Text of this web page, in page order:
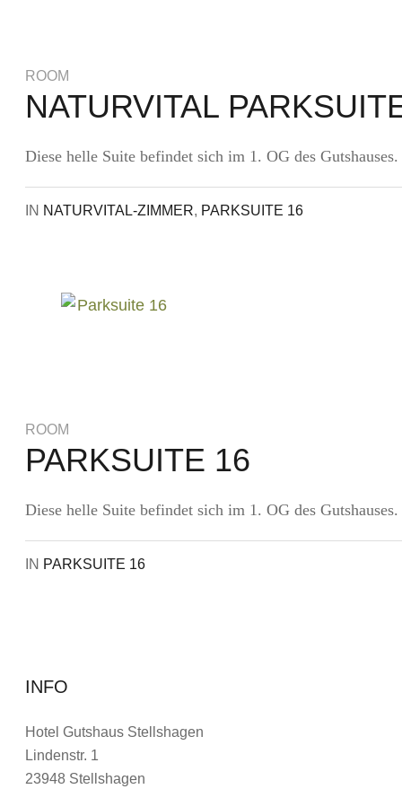
ROOM
NATURVITAL
Diese helle Suite befindet sich im 1. OG des Gutshauses.
IN NATURVITAL-ZIMMER, PARKSUITE 16
ROOM
PARKSUITE 16
Diese helle Suite befindet sich im 1. OG des Gutshauses.
IN PARKSUITE 16
INFO
Hotel Gutshaus Stellshagen
Lindenstr. 1
23948 Stellshagen